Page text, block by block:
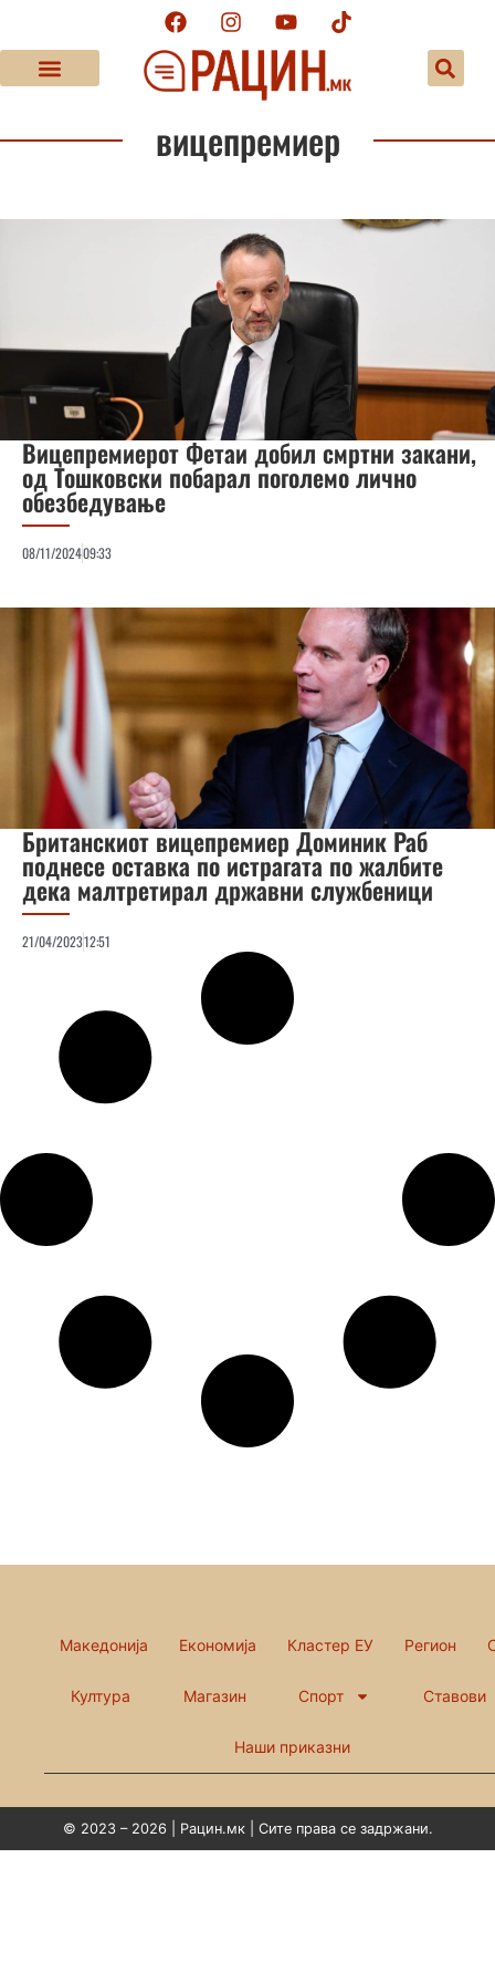
вицепремиер
Вицепремиерот Фетаи добил смртни закани,
од Тошковски побарал поголемо лично
обезбедување
08/11/202409:33
Британскиот вицепремиер Доминик Раб
поднесе оставка по истрагата по жалбите
дека малтретирал државни службеници
21/04/202312:51
Македонија Економија Кластер ЕУ Регион
Култура Магазин Спорт Ставови
Наши приказни
© 2023 – 2026 | Рацин.мк | Сите права се задржани.